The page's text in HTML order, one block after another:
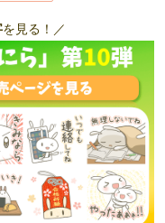
を見る！／